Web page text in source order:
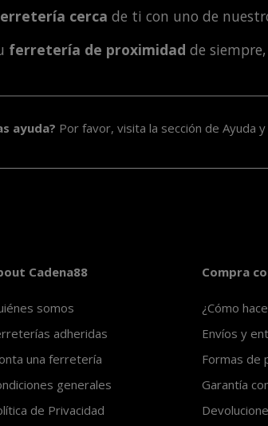
cerca de ti con uno de
ferretería de proximidad de
ayuda? Por favor, visita la sección de Ayuda
Cadena88
somos
adheridas
una ferretería
generales
de Privacidad
Compra
¿Cómo
Envíos y
Formas de
Garantía